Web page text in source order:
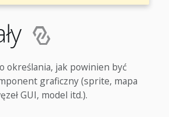
określania, jak powinien być
graficzny (sprite, mapa
GUI, model itd.).